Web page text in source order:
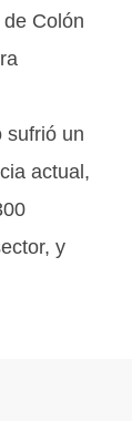
Colón
sufrió un
actual,
y